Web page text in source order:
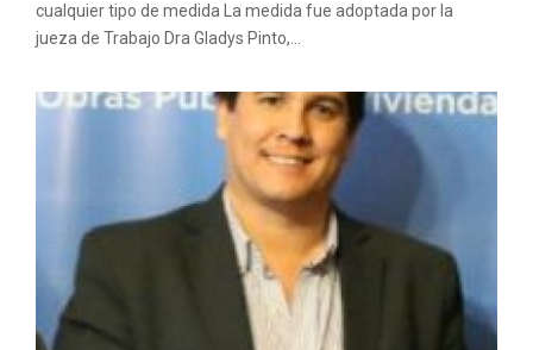
cualquier tipo de medida La medida fue adoptada por la
jueza de Trabajo Dra Gladys Pinto,...